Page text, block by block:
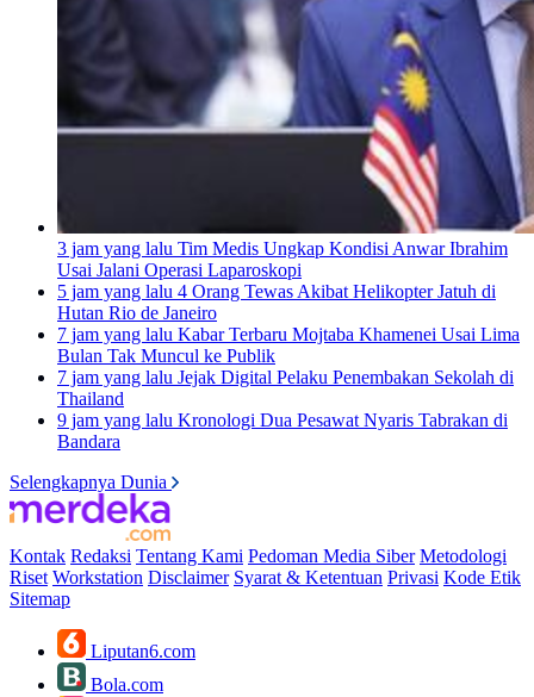
3 jam yang lalu Tim Medis Ungkap Kondisi Anwar Ibrahim
Usai Jalani Operasi Laparoskopi
5 jam yang lalu 4 Orang Tewas Akibat Helikopter Jatuh di
Hutan Rio de Janeiro
7 jam yang lalu Kabar Terbaru Mojtaba Khamenei Usai Lima
Bulan Tak Muncul ke Publik
7 jam yang lalu Jejak Digital Pelaku Penembakan Sekolah di
Thailand
9 jam yang lalu Kronologi Dua Pesawat Nyaris Tabrakan di
Bandara
Selengkapnya Dunia
Kontak Redaksi Tentang Kami Pedoman Media Siber Metodologi
Riset Workstation Disclaimer Syarat & Ketentuan Privasi Kode Etik
Sitemap
Liputan6.com
Bola.com